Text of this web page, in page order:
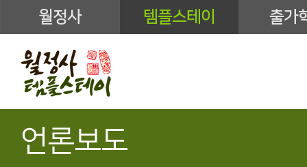
월정사 템플스테이 출가
언론보도